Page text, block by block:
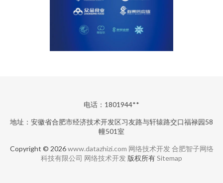
电话：1801944**
地址：安徽省合肥市经济技术开发区习友路与轩辕路交口福禄园58
幢501室
Copyright © 2026www.datazhizi.com 网络技术开发 合肥智子网络
科技有限公司 网络技术开发 版权所有Sitemap